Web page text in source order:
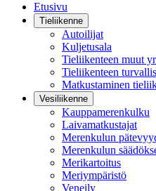
Etusivu
Tieliikenne
Autoilijat
Kuljetusala
Tieliikenteen muut
Tieliikenteen
Matkustaminen
Vesiliikenne
Kauppamerenkulku
Laivamatkustajat
Merenkulun
Merenkulun
Merikartoitus
Meriympäristö
Veneily